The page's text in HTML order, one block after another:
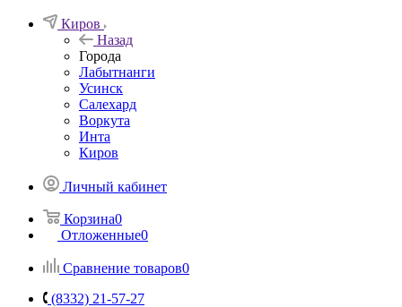
Киров
Назад
Города
Лабытнанги
Усинск
Салехард
Воркута
Инта
Киров
Личный кабинет
Корзина0
Отложенные0
Сравнение товаров0
(8332) 21-57-27